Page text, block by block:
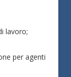
lavoro;
per agenti